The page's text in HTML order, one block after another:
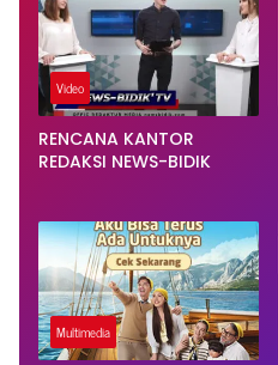
Video
RENCANA KANTOR
REDAKSI NEWS-BIDIK
Multimedia